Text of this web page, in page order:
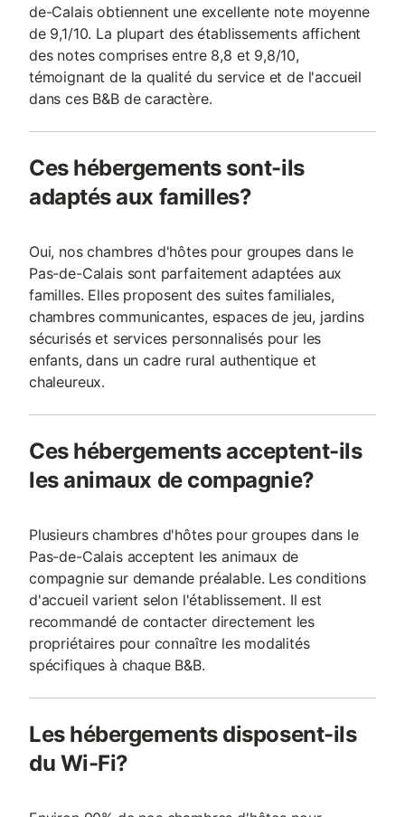
de-Calais obtiennent une excellente note moyenne
de 9,1/10. La plupart des établissements affichent
des notes comprises entre 8,8 et 9,8/10,
témoignant de la qualité du service et de l'accueil
dans ces B&B de caractère.
Ces hébergements sont-ils
adaptés aux familles?
Oui, nos chambres d'hôtes pour groupes dans le
Pas-de-Calais sont parfaitement adaptées aux
familles. Elles proposent des suites familiales,
chambres communicantes, espaces de jeu, jardins
sécurisés et services personnalisés pour les
enfants, dans un cadre rural authentique et
chaleureux.
Ces hébergements acceptent-ils
les animaux de compagnie?
Plusieurs chambres d'hôtes pour groupes dans le
Pas-de-Calais acceptent les animaux de
compagnie sur demande préalable. Les conditions
d'accueil varient selon l'établissement. Il est
recommandé de contacter directement les
propriétaires pour connaître les modalités
spécifiques à chaque B&B.
Les hébergements disposent-ils
du Wi-Fi?